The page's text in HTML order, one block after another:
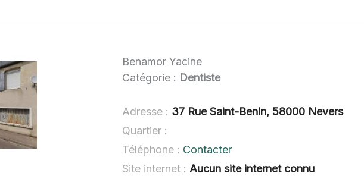
Benamor Yacine
Catégorie : Dentiste
Adresse : 37 Rue Saint-Benin, 58000 Nevers
Quartier :
Téléphone : Contacter
Site internet : Aucun site internet connu